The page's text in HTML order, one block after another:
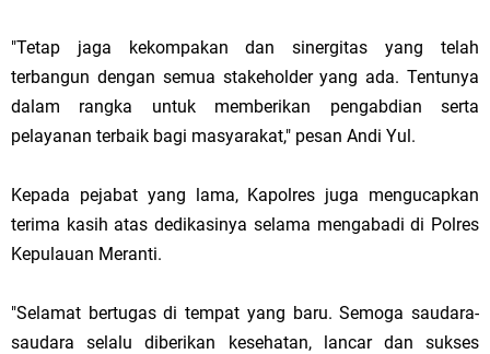
"Tetap jaga kekompakan dan sinergitas yang telah
terbangun dengan semua stakeholder yang ada. Tentunya
dalam rangka untuk memberikan pengabdian serta
pelayanan terbaik bagi masyarakat," pesan Andi Yul.
Kepada pejabat yang lama, Kapolres juga mengucapkan
terima kasih atas dedikasinya selama mengabadi di Polres
Kepulauan Meranti.
"Selamat bertugas di tempat yang baru. Semoga saudara-
saudara selalu diberikan kesehatan, lancar dan sukses